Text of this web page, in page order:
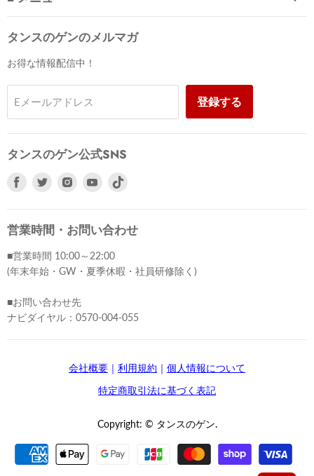
タンスのゲンのメルマガ
お得な情報配信中！
Eメールアドレス 登録する
タンスのゲン公式SNS
Facebook
つ
て
く
さ
い
Twitter
つ
て
く
さ
い
Instagram
つ
て
く
さ
い
Youtube
つ
て
く
い
営業時間・お問い合わせ
■営業時間 10:00～22:00
(年末年始・GW・夏季休暇・社員研修除く)
■お問い合わせ先
ナビダイヤル：0570-004-055
会社概要 ｜ 利用規約 ｜ 個人情報について
特定商取引法に基づく表記
Copyright: © タンスのゲン.